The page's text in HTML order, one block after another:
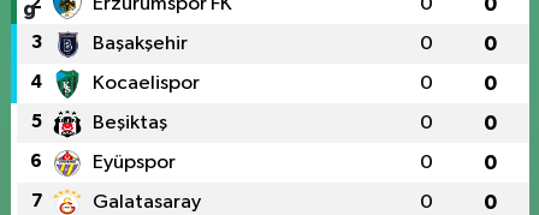
Erzurumspor FK 0 0
3 Başakşehir 0 0
4 Kocaelispor 0 0
5 Beşiktaş 0 0
6 Eyüpspor 0 0
7 Galatasaray 0 0